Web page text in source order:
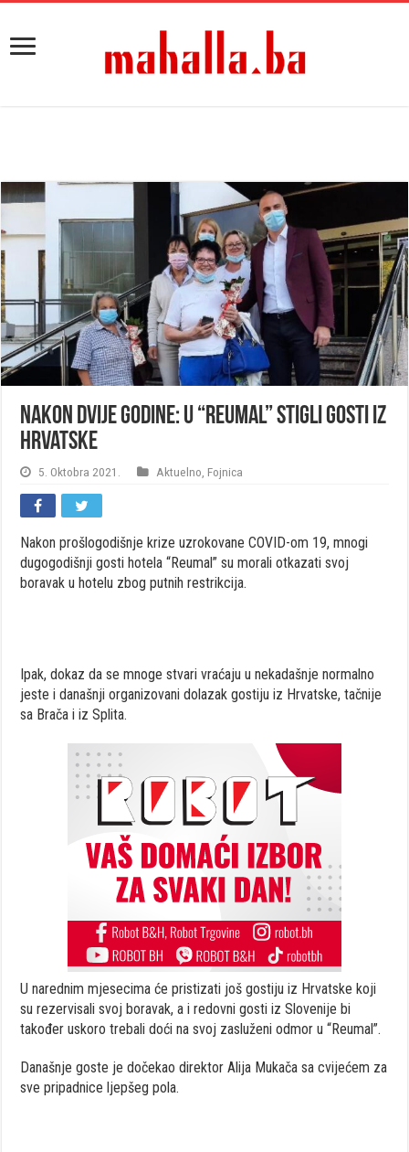
Nakon dvije godine: U “Reumal” stigli gosti iz
Hrvatske
5. Oktobra 2021. Aktuelno Fojnica
Nakon prošlogodišnje krize uzrokovane COVID-om 19, mnogi
dugogodišnji gosti hotela “Reumal” su morali otkazati svoj
boravak u hotelu zbog putnih restrikcija.
Ipak, dokaz da se mnoge stvari vraćaju u nekadašnje normalno
jeste i današnji organizovani dolazak gostiju iz Hrvatske, tačnije
sa Brača i iz Splita.
U narednim mjesecima će pristizati još gostiju iz Hrvatske koji
su rezervisali svoj boravak, a i redovni gosti iz Slovenije bi
također uskoro trebali doći na svoj zasluženi odmor u “Reumal”.
Današnje goste je dočekao direktor Alija Mukača sa cvijećem za
sve pripadnice ljepšeg pola.